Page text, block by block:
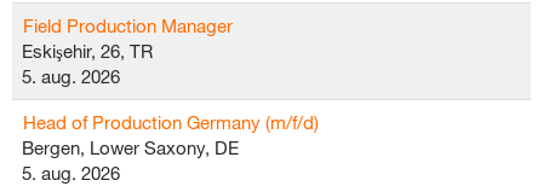
Field Production Manager
Eskişehir, 26, TR
5. aug. 2026
Head of Production Germany (m/f/d)
Bergen, Lower Saxony, DE
5. aug. 2026